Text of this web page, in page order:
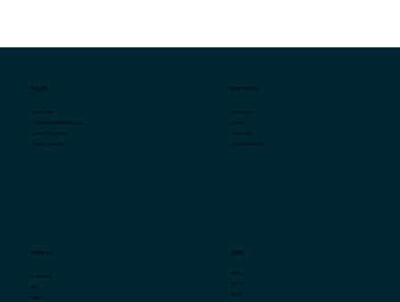
โซลูชัน
สโตร์ อนาลิติกส์
การทุจริตและการปฏิบัติตามกฎระเบียบ
การจัดตารางงานอัจฉริยะ
การจัดการงานอัจฉริยะ
อุตสาหกรรม
ค้าปลีกเฉพาะทาง
QSR/F&B
ร้านสะดวกซื้อ
กรอเซอรี่/ซูเปอร์มาร์เก็ต
ทรัพยากร
ข่าวกรองตลาด
วิดีโอ
กรณีศึกษา
บริษัท
ทีมงาน
ห้องข่าว